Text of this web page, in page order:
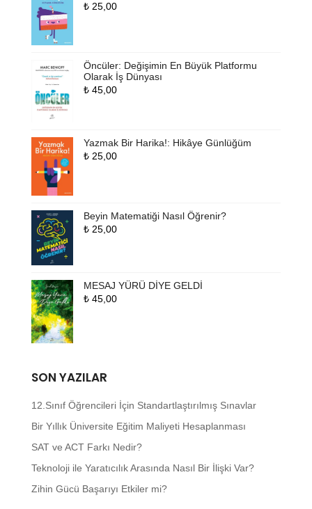
₺25,00
Öncüler: Değişimin En Büyük Platformu
Olarak İş Dünyası
₺45,00
Yazmak Bir Harika!: Hikâye Günlüğüm
₺25,00
Beyin Matematiği Nasıl Öğrenir?
₺25,00
MESAJ YÜRÜ DİYE GELDİ
₺45,00
SON YAZILAR
12.Sınıf Öğrencileri İçin Standartlaştırılmış Sınavlar
Bir Yıllık Üniversite Eğitim Maliyeti Hesaplanması
SAT ve ACT Farkı Nedir?
Teknoloji ile Yaratıcılık Arasında Nasıl Bir İlişki Var?
Zihin Gücü Başarıyı Etkiler mi?